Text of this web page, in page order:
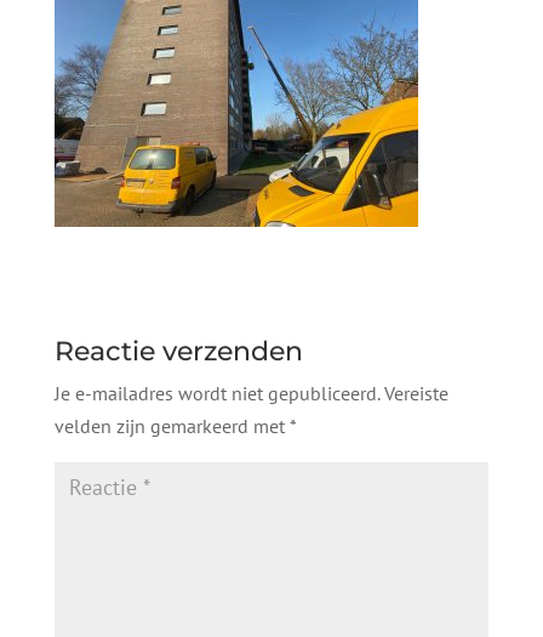
Reactie verzenden
Je e-mailadres wordt niet gepubliceerd. Vereiste
velden zijn gemarkeerd met *